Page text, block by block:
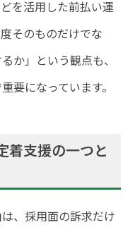
を活用した前払い運
そのものだけでな
か」という観点も、
要になっています。
着支援の一つと
、採用面の訴求だけ